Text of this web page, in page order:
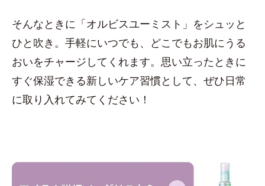
そんなときに「オルビスユーミスト」をシュッと
ひと吹き。手軽にいつでも、どこでもお肌にうる
おいをチャージしてくれます。思い立ったときに
すぐ保湿できる新しいケア習慣として、ぜひ日常
に取り入れてみてください！